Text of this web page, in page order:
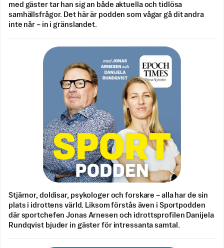
med gäster tar han sig an både aktuella och tidlösa
samhällsfrågor. Det här är podden som vågar gå dit andra
inte når – in i gränslandet.
Stjärnor, doldisar, psykologer och forskare – alla har de sin
plats i idrottens värld. Liksom förstås även i Sportpodden
där sportchefen Jonas Arnesen och idrottsprofilen Danijela
Rundqvist bjuder in gäster för intressanta samtal.